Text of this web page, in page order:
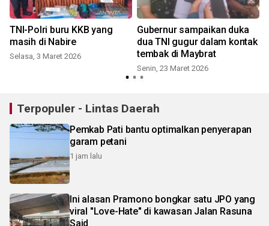
TNI-Polri buru KKB yang
masih di Nabire
Selasa, 3 Maret 2026
Gubernur sampaikan duka
dua TNI gugur dalam kontak
tembak di Maybrat
Senin, 23 Maret 2026
Terpopuler - Lintas Daerah
Pemkab Pati bantu optimalkan penyerapan
garam petani
1 jam lalu
Ini alasan Pramono bongkar satu JPO yang
viral "Love-Hate" di kawasan Jalan Rasuna
Said